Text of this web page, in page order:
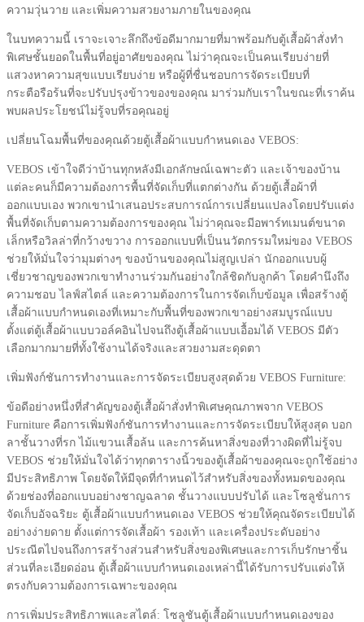
ความวุ่นวาย และเพิ่มความสวยงามภายในของคุณ
ในบทความนี้ เราจะเจาะลึกถึงข้อดีมากมายที่มาพร้อมกับตู้เสื้อผ้าสั่งทำ
พิเศษชั้นยอดในพื้นที่อยู่อาศัยของคุณ ไม่ว่าคุณจะเป็นคนเรียบง่ายที่
แสวงหาความสุขแบบเรียบง่าย หรือผู้ที่ชื่นชอบการจัดระเบียบที่
กระตือรือร้นที่จะปรับปรุงข้าวของของคุณ มาร่วมกับเราในขณะที่เราค้น
พบผลประโยชน์ไม่รู้จบที่รอคุณอยู่
เปลี่ยนโฉมพื้นที่ของคุณด้วยตู้เสื้อผ้าแบบกำหนดเอง VEBOS:
VEBOS เข้าใจดีว่าบ้านทุกหลังมีเอกลักษณ์เฉพาะตัว และเจ้าของบ้าน
แต่ละคนก็มีความต้องการพื้นที่จัดเก็บที่แตกต่างกัน ด้วยตู้เสื้อผ้าที่
ออกแบบเอง พวกเขานำเสนอประสบการณ์การเปลี่ยนแปลงโดยปรับแต่ง
พื้นที่จัดเก็บตามความต้องการของคุณ ไม่ว่าคุณจะมีอพาร์ทเมนต์ขนาด
เล็กหรือวิลล่าที่กว้างขวาง การออกแบบที่เป็นนวัตกรรมใหม่ของ VEBOS
ช่วยให้มั่นใจว่ามุมต่างๆ ของบ้านของคุณไม่สูญเปล่า นักออกแบบผู้
เชี่ยวชาญของพวกเขาทำงานร่วมกันอย่างใกล้ชิดกับลูกค้า โดยคำนึงถึง
ความชอบ ไลฟ์สไตล์ และความต้องการในการจัดเก็บข้อมูล เพื่อสร้างตู้
เสื้อผ้าแบบกำหนดเองที่เหมาะกับพื้นที่ของพวกเขาอย่างสมบูรณ์แบบ
ตั้งแต่ตู้เสื้อผ้าแบบวอล์คอินไปจนถึงตู้เสื้อผ้าแบบเอื้อมได้ VEBOS มีตัว
เลือกมากมายที่ทั้งใช้งานได้จริงและสวยงามสะดุดตา
เพิ่มฟังก์ชันการทำงานและการจัดระเบียบสูงสุดด้วย VEBOS Furniture:
ข้อดีอย่างหนึ่งที่สำคัญของตู้เสื้อผ้าสั่งทำพิเศษคุณภาพจาก VEBOS
Furniture คือการเพิ่มฟังก์ชันการทำงานและการจัดระเบียบให้สูงสุด บอก
ลาชั้นวางที่รก ไม้แขวนเสื้อล้น และการค้นหาสิ่งของที่วางผิดที่ไม่รู้จบ
VEBOS ช่วยให้มั่นใจได้ว่าทุกตารางนิ้วของตู้เสื้อผ้าของคุณจะถูกใช้อย่าง
มีประสิทธิภาพ โดยจัดให้มีจุดที่กำหนดไว้สำหรับสิ่งของทั้งหมดของคุณ
ด้วยช่องที่ออกแบบอย่างชาญฉลาด ชั้นวางแบบปรับได้ และโซลูชั่นการ
จัดเก็บอัจฉริยะ ตู้เสื้อผ้าแบบกำหนดเอง VEBOS ช่วยให้คุณจัดระเบียบได้
อย่างง่ายดาย ตั้งแต่การจัดเสื้อผ้า รองเท้า และเครื่องประดับอย่าง
ประณีตไปจนถึงการสร้างส่วนสำหรับสิ่งของพิเศษและการเก็บรักษาชิ้น
ส่วนที่ละเอียดอ่อน ตู้เสื้อผ้าแบบกำหนดเองเหล่านี้ได้รับการปรับแต่งให้
ตรงกับความต้องการเฉพาะของคุณ
การเพิ่มประสิทธิภาพและสไตล์: โซลูชันตู้เสื้อผ้าแบบกำหนดเองของ